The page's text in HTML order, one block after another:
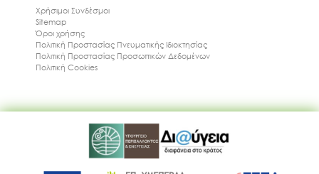
Χρήσιμοι Συνδέσμοι
Sitemap
Όροι χρήσης
Πολιτική Προστασίας Πνευματικής Ιδιοκτησίας
Πολιτική Προστασίας Προσωπικών Δεδομένων
Πολιτική Cookies